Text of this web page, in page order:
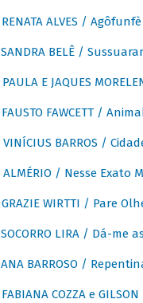
RENATA ALVES / Agôfunfè
SANDRA BELÊ /
PAULA E JAQUES
FAUSTO FAWCETT /
VINÍCIUS BARROS /
ALMÉRIO / Nesse Exato
GRAZIE WIRTTI / Pare
SOCORRO LIRA / Dá-me
ANA BARROSO /
FABIANA COZZA e